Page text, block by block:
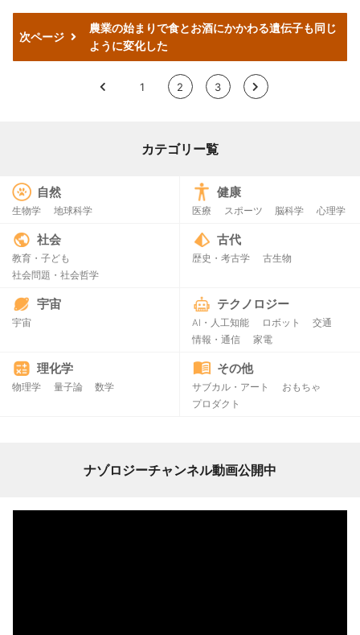
次ページ
農業の始まりで食とお酒にかかわる遺伝子も同じ
ように変化した
< 1 2 3 >
カテゴリー覧
自然
生物学 地球科学
健康
医療 スポーツ 脳科学 心理学
社会
教育・子ども
社会問題・社会哲学
古代
歴史・考古学 古生物
宇宙
宇宙
テクノロジー
AI・人工知能 ロボット
交通
情報・通信
家電
理化学
物理学 量子論 数学
その他
サブカル・アート
おもちゃ
プロダクト
ナゾロジーチャンネル動画公開中